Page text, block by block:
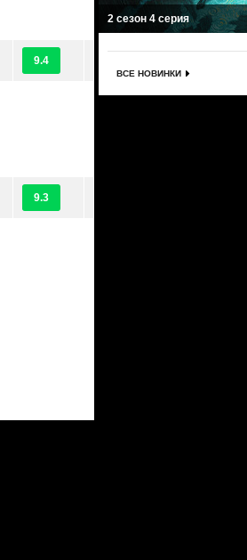
9.4
9.3
2 сезон 4 серия
ВСЕ НОВИНКИ